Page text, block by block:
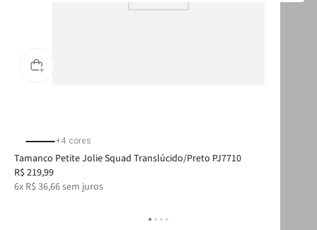
+4 cores
Tamanco Petite Jolie Squad Translúcido/Preto PJ7710
R$ 219,99
6x R$ 36,66sem juros